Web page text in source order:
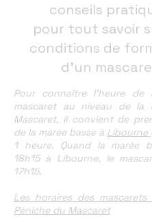
conseils
pour tout savoir
conditions de
d'un
Pour connaître l'heure de
mascaret au niveau de la
Mascaret, il convient de
de la marée basse à Libourne
1 heure. Quand la marée
18h15 à Libourne, le
17h15.
Les horaires des
Péniche du Mascaret